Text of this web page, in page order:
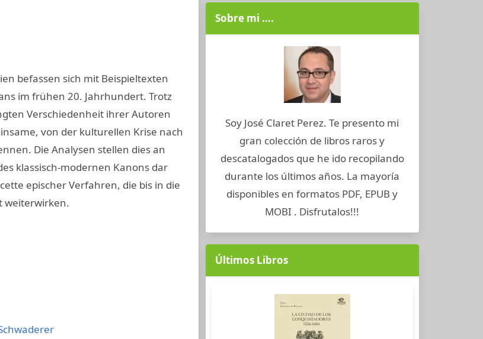
befassen sich mit Beispieltexten
im frühen 20. Jahrhundert. Trotz
Verschiedenheit ihrer Autoren
von der kulturellen Krise nach
Die Analysen stellen dies an
klassisch-modernen Kanons dar
epischer Verfahren, die bis in die
weiterwirken.
Sobre mi ….
Soy José Claret Perez. Te presento mi
gran colección de libros raros y
descatalogados que he ido recopilando
durante los últimos años. La mayoría
disponibles en formatos PDF, EPUB y
MOBI . Disfrutalos!!!
Últimos Libros